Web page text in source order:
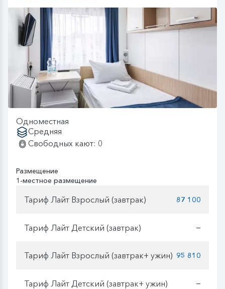
Одноместная
Средняя
Свободных кают: 0
Размещение
1-местное размещение
Тариф Лайт Взрослый (завтрак) 87 100
Тариф Лайт Детский (завтрак) —
Тариф Лайт Взрослый (завтрак+ ужин) 95 810
Тариф Лайт Детский (завтрак+ ужин) —